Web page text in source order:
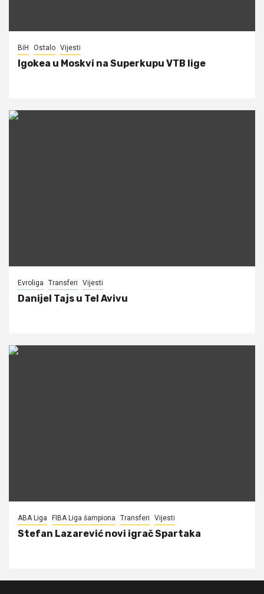
BiH Ostalo Vijesti
Igokea u Moskvi na Superkupu VTB lige
Evroliga Transferi Vijesti
Danijel Tajs u Tel Avivu
ABA Liga FIBA Liga šampiona Transferi Vijesti
Stefan Lazarević novi igrač Spartaka